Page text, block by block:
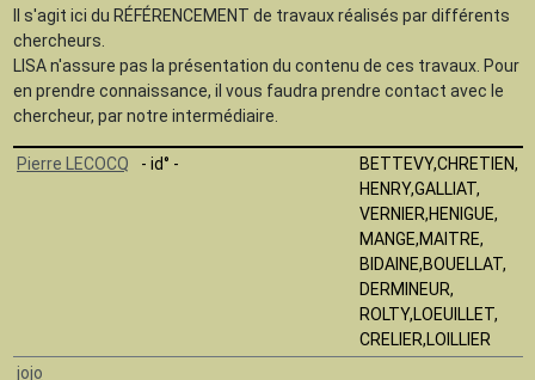
Il s'agit ici du RÉFÉRENCEMENT de travaux réalisés par différents
chercheurs.
LISA n'assure pas la présentation du contenu de ces travaux. Pour
en prendre connaissance, il vous faudra prendre contact avec le
chercheur, par notre intermédiaire.
Pierre LECOCQ - id° -
BETTEVY,CHRETIEN,
HENRY,GALLIAT,
VERNIER,HENIGUE,
MANGE,MAITRE,
BIDAINE,BOUELLAT,
DERMINEUR,
ROLTY,LOEUILLET,
CRELIER,LOILLIER
jojo